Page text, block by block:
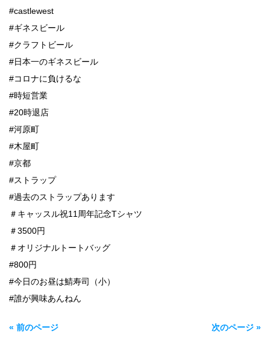
#castlewest
#ギネスビール
#クラフトビール
#日本一のギネスビール
#コロナに負けるな
#時短営業
#20時退店
#河原町
#木屋町
#京都
#ストラップ
#過去のストラップあります
＃キャッスル祝11周年記念Tシャツ
＃3500円
＃オリジナルトートバッグ
#800円
#今日のお昼は鯖寿司（小）
#誰が興味あんねん
« 前のページ 次のページ »